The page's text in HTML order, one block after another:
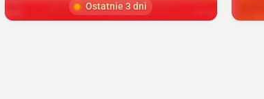
Ostatnie 3 dni